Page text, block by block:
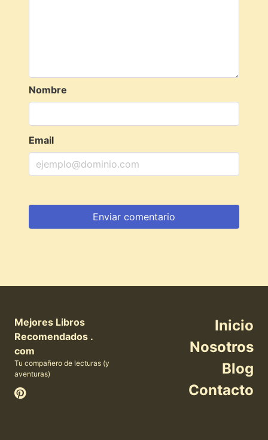
Nombre
Email
Mejores Libros
Recomendados .
com
Tu compañero de lecturas (y
aventuras)
Inicio
Nosotros
Blog
Contacto